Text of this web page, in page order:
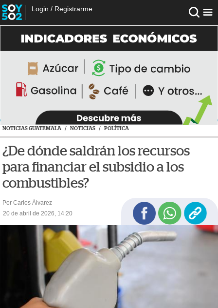
Login / Registrarme
NOTICIAS GUATEMALA / NOTICIAS / POLÍTICA
¿De dónde saldrán los recursos
para financiar el subsidio a los
combustibles?
Por Carlos Álvarez
20 de abril de 2026, 14:20